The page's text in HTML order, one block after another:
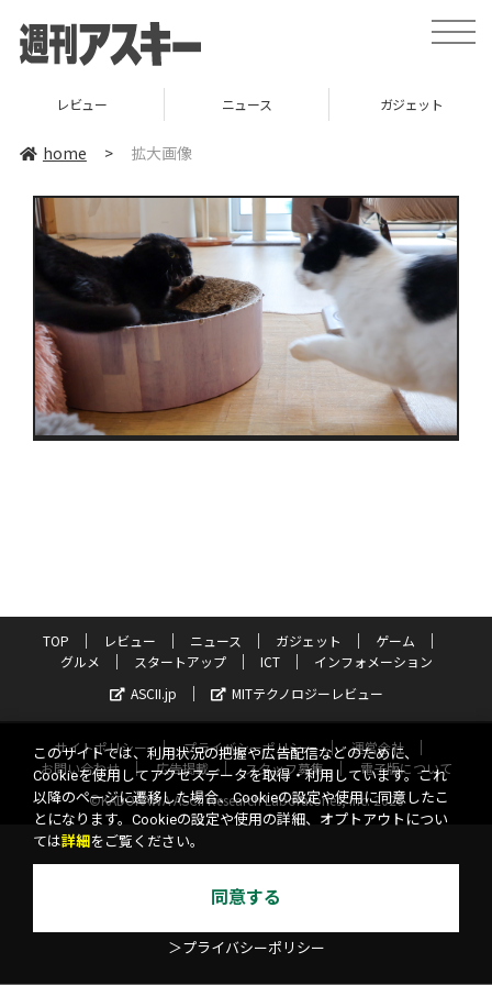
toggle
レビュー ニュース ガジェット
home > 拡大画像
TOP レビュー ニュース ガジェット
ゲーム
グルメ
スタートアップ ICT
インフォメーション
ASCII.jp
MITテクノロジーレビュー
サイトポリシー プライバシーポリシー
運営会社
お問い合わせ
広告掲載 スタッフ募集
電子版について
©KADOKAWA ASCII Research Laboratories, Inc. 2026
このサイトでは、利用状況の把握や広告配信などのために、
Cookieを使用してアクセスデータを取得・利用しています。これ
以降のページに遷移した場合、Cookieの設定や使用に同意したこ
とになります。Cookieの設定や使用の詳細、オプトアウトについ
ては詳細 をご覧ください。
同意する
＞プライバシーポリシー